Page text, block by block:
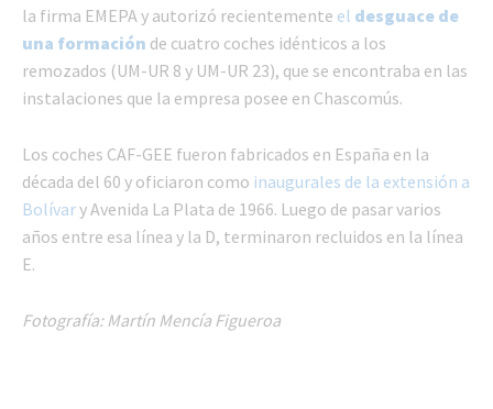
la firma EMEPA y autorizó recientemente el desguace de
una formación de cuatro coches idénticos a los
remozados (UM-UR 8 y UM-UR 23), que se encontraba en las
instalaciones que la empresa posee en Chascomús.
Los coches CAF-GEE fueron fabricados en España en la
década del 60 y oficiaron como inaugurales de la extensión a
Bolívary Avenida La Plata de 1966. Luego de pasar varios
años entre esa línea y la D, terminaron recluidos en la línea
E.
Fotografía: Martín Mencía Figueroa